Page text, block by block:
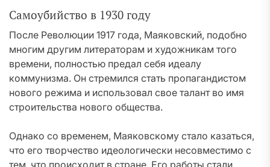
Самоубийство в 1930 году
После Революции 1917 года, Маяковский, подобно
многим другим литераторам и художникам того
времени, полностью предал себя идеалу
коммунизма. Он стремился стать пропагандистом
нового режима и использовал свое талант во имя
строительства нового общества.
Однако со временем, Маяковскому стало казаться,
что его творчество идеологически несовместимо с
тем, что происходит в стране. Его работы стали